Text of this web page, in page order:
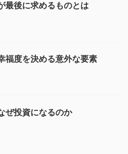
最後に求めるものとは
福度を決める意外な要素
ぜ投資になるのか